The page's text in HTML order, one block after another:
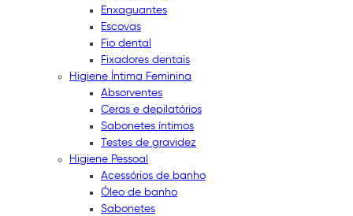
Enxaguantes
Escovas
Fio dental
Fixadores dentais
Higiene Íntima Feminina
Absorventes
Ceras e depilatórios
Sabonetes íntimos
Testes de gravidez
Higiene Pessoal
Acessórios de banho
Óleo de banho
Sabonetes